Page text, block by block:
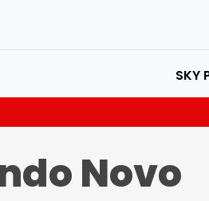
SKY
Novo